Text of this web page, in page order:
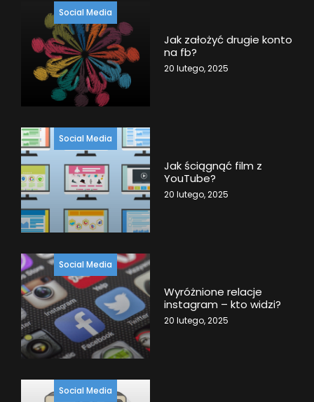
Social Media
Jak założyć drugie konto
na fb?
20 lutego, 2025
Social Media
Jak ściągnąć film z
YouTube?
20 lutego, 2025
Social Media
Wyróżnione relacje
instagram – kto widzi?
20 lutego, 2025
Social Media